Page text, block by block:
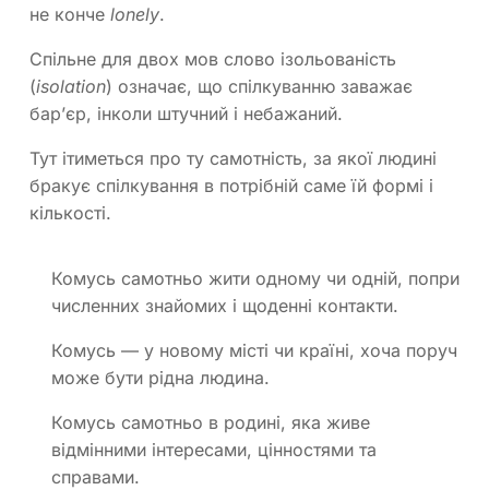
не конче lonely.
Спільне для двох мов слово ізольованість
(isolation) означає, що спілкуванню заважає
бар’єр, інколи штучний і небажаний.
Тут ітиметься про ту самотність, за якої людині
бракує спілкування в потрібній саме їй формі і
кількості.
Комусь самотньо жити одному чи одній, попри
численних знайомих і щоденні контакти.
Комусь — у новому місті чи країні, хоча поруч
може бути рідна людина.
Комусь самотньо в родині, яка живе
відмінними інтересами, цінностями та
справами.